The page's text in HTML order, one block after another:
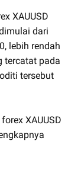
XAUUSD
dari
lebih rendah
tercatat pada
tersebut
XAUUSD